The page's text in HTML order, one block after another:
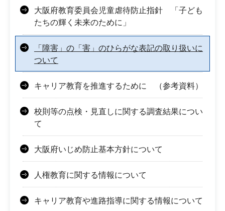
大阪府教育委員会児童虐待防止指針 「子ども
たちの輝く未来のために」
「障害」の「害」のひらがな表記の取り扱いに
ついて
キャリア教育を推進するために （参考資料）
校則等の点検・見直しに関する調査結果につい
て
大阪府いじめ防止基本方針について
人権教育に関する情報について
キャリア教育や進路指導に関する情報について